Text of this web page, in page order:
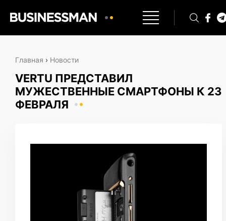
Главная › Новости
VERTU ПРЕДСТАВИЛ
МУЖЕСТВЕННЫЕ СМАРТФОНЫ К 23
ФЕВРАЛЯ